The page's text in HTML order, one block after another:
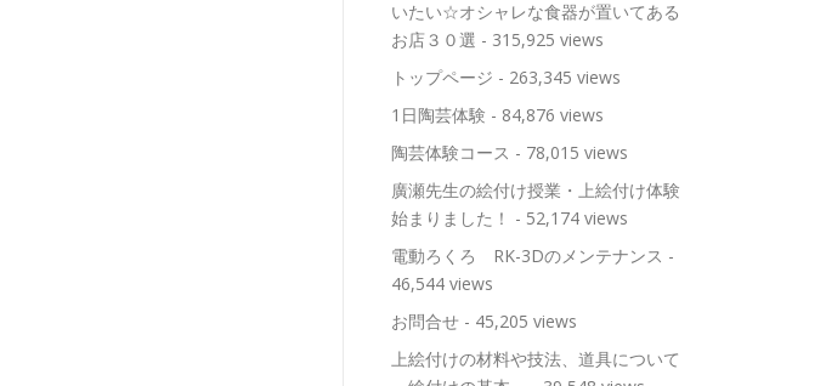
いたい☆オシャレな食器が置いてある
お店３０選 - 315,925 views
トップページ - 263,345 views
1日陶芸体験 - 84,876 views
陶芸体験コース - 78,015 views
廣瀬先生の絵付け授業・上絵付け体験
始まりました！ - 52,174 views
電動ろくろ RK-3Dのメンテナンス -
46,544 views
お問合せ - 45,205 views
上絵付けの材料や技法、道具について